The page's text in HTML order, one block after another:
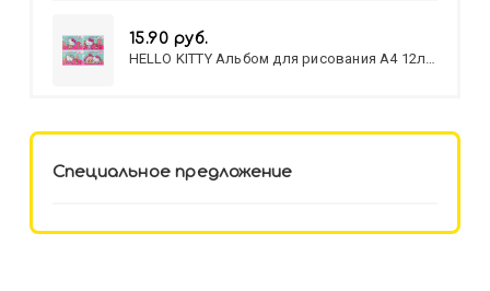
15.90 руб.
HELLO KITTY Альбом для рисования А4 12л.
Специальное предложение